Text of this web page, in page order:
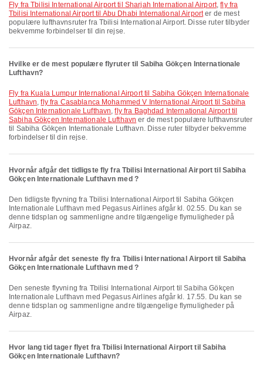
fly fra Tbilisi International Airport til Sharjah International Airport,fly fra
Tbilisi International Airport til Abu Dhabi International Airporter de mest
populære lufthavnsruter fra Tbilisi International Airport. Disse ruter tilbyder
bekvemme forbindelser til din rejse.
Hvilke er de mest populære flyruter til Sabiha Gökçen Internationale
Lufthavn?
fly fra Kuala Lumpur International Airport til Sabiha Gökçen Internationale
Lufthavn,fly fra Casablanca Mohammed V International Airport til Sabiha
Gökçen Internationale Lufthavn,fly fra Baghdad International Airport til
Sabiha Gökçen Internationale Lufthavn er de mest populære lufthavnsruter
til Sabiha Gökçen Internationale Lufthavn. Disse ruter tilbyder bekvemme
forbindelser til din rejse.
Hvornår afgår det tidligste fly fra Tbilisi International Airport til Sabiha
Gökçen Internationale Lufthavn med ?
Den tidligste flyvning fra Tbilisi International Airport til Sabiha Gökçen
Internationale Lufthavn med Pegasus Airlines afgår kl. 02.55. Du kan se
denne tidsplan og sammenligne andre tilgængelige flymuligheder på
Airpaz.
Hvornår afgår det seneste fly fra Tbilisi International Airport til Sabiha
Gökçen Internationale Lufthavn med ?
Den seneste flyvning fra Tbilisi International Airport til Sabiha Gökçen
Internationale Lufthavn med Pegasus Airlines afgår kl. 17.55. Du kan se
denne tidsplan og sammenligne andre tilgængelige flymuligheder på
Airpaz.
Hvor lang tid tager flyet fra Tbilisi International Airport til Sabiha
Gökçen Internationale Lufthavn?